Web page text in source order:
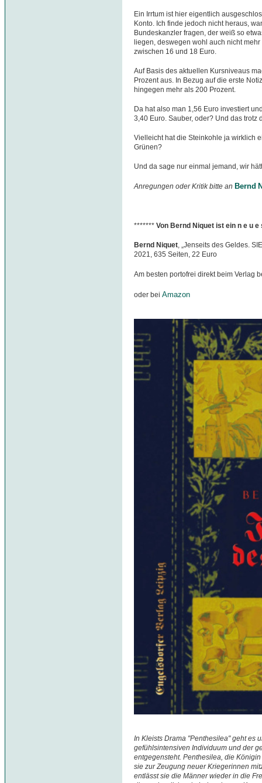
Ein Irrtum ist hier eigentlich
Konto. Ich finde jedoch nicht heraus,
Bundeskanzler fragen, der weiß so
liegen, deswegen wohl auch nicht
zwischen 16 und 18 Euro.
Auf Basis des aktuellen Kursniveaus
Prozent aus. In Bezug auf die erste
hingegen mehr als 200 Prozent.
Da hat also man 1,56 Euro investiert
3,40 Euro. Sauber, oder? Und das trotz
Vielleicht hat die Steinkohle ja wirklich
Grünen?
Und da sage nur einmal jemand, wir
Anregungen oder Kritik bitte an Bernd
******* Von Bernd Niquet ist ein n e u
Bernd Niquet , „Jenseits des Geldes.
2021, 635 Seiten, 22 Euro
Am besten portofrei direkt beim Verlag
oder bei Amazon
In Kleists Drama "Penthesilea" geht es
gefühlsintensiven Individuum und der
entgegensteht. Penthesilea, die
sie zur Zeugung neuer Kriegerinnen
entlässt sie die Männer wieder in die